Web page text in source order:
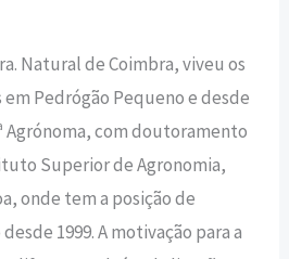
Natural de Coimbra, viveu os
Pedrógão Pequeno e desde
Agrónoma, com doutoramento
Superior de Agronomia,
onde tem a posição de
1999. A motivação para a